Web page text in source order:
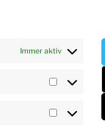
Immer aktiv
Vorlieben
Statistiken